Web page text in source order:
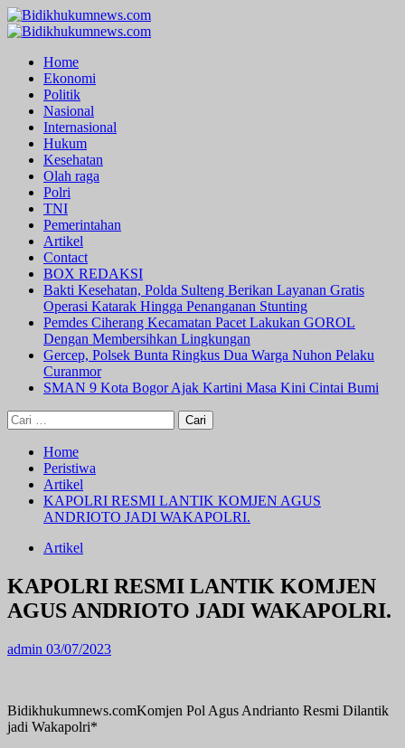
Skip
to
Primary
Home
Ekonomi
Politik
Nasional
Internasional
Hukum
Kesehatan
Olah raga
Polri
TNI
Pemerintahan
Artikel
Contact
BOX REDAKSI
Bakti Kesehatan, Polda Sulteng Berikan Layanan Gratis
Operasi Katarak Hingga Penanganan Stunting
Pemdes Ciherang Kecamatan Pacet Lakukan GOROL
Dengan Membersihkan Lingkungan
Gercep, Polsek Bunta Ringkus Dua Warga Nuhon Pelaku
Curanmor
SMAN 9 Kota Bogor Ajak Kartini Masa Kini Cintai Bumi
Cari
untuk:
Home
Peristiwa
Artikel
KAPOLRI RESMI LANTIK KOMJEN AGUS
ANDRIOTO JADI WAKAPOLRI.
Artikel
KAPOLRI RESMI LANTIK KOMJEN
AGUS ANDRIOTO JADI WAKAPOLRI.
admin 03/07/2023
Bidikhukumnews.comKomjen Pol Agus Andrianto Resmi Dilantik
jadi Wakapolri*